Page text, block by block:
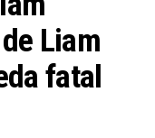
Liam
fatal